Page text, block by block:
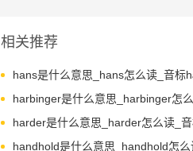
相关推荐
hans是什么意思_hans怎么读_音标
harder是什么意思_harder怎么读_